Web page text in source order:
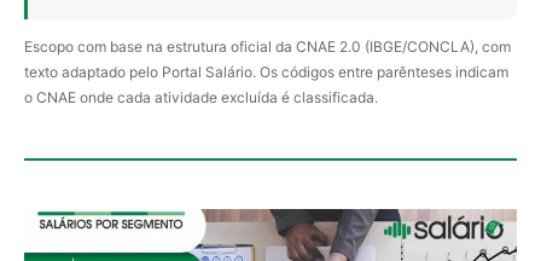
Escopo com base na estrutura oficial da CNAE 2.0 (IBGE/CONCLA), com
texto adaptado pelo Portal Salário. Os códigos entre parênteses indicam
o CNAE onde cada atividade excluída é classificada.